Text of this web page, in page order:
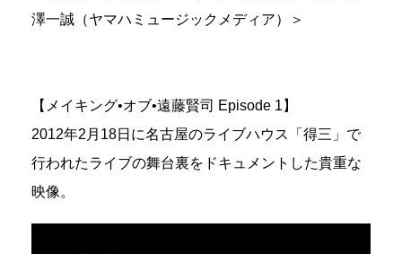
澤一誠（ヤマハミュージックメディア）＞
【メイキング•オブ•遠藤賢司 Episode 1】
2012年2月18日に名古屋のライブハウス「得三」で
行われたライブの舞台裏をドキュメントした貴重な
映像。